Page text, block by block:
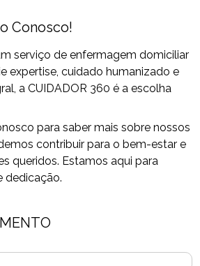
Conosco!
serviço de enfermagem domiciliar
expertise, cuidado humanizado e
a CUIDADOR 360 é a escolha
para saber mais sobre nossos
contribuir para o bem-estar e
queridos. Estamos aqui para
dedicação.